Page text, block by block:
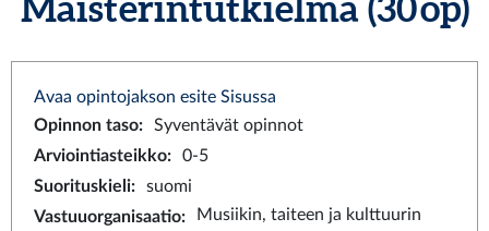
Avaa opintojakson esite Sisussa
Opinnon taso:
Syventävät opinnot
Arviointiasteikko:
0-5
Suorituskieli:
suomi
Vastuuorganisaatio:
Musiikin, taiteen ja kulttuurin